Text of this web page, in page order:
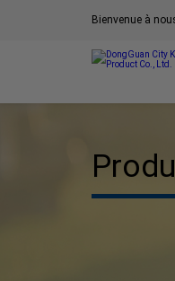
Bienvenue à